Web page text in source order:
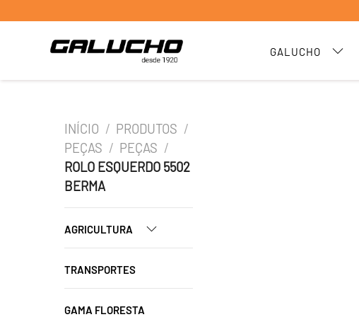
GALUCHO
INÍCIO / PRODUTOS /
PEÇAS / PEÇAS /
ROLO ESQUERDO 5502
BERMA
AGRICULTURA
TRANSPORTES
GAMA FLORESTA